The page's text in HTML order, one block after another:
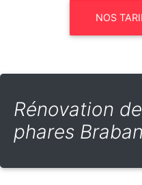
NOS
Rénovation
phares